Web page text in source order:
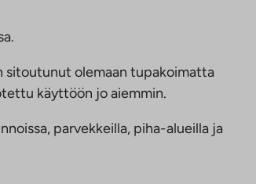
sitoutunut olemaan tupakoimatta
käyttöön jo aiemmin.
parvekkeilla, piha-alueilla ja